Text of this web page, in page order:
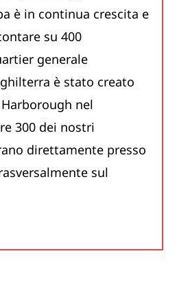
è in continua crescita e
su 400
generale
è stato creato
nel
300 dei nostri
direttamente presso
sul